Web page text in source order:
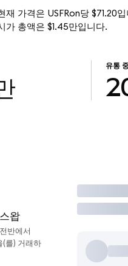
가격은 USFRon당 $71.20입
총액은 $1.45만입니다.
유통
왑
반에서
(를) 거래하
거래